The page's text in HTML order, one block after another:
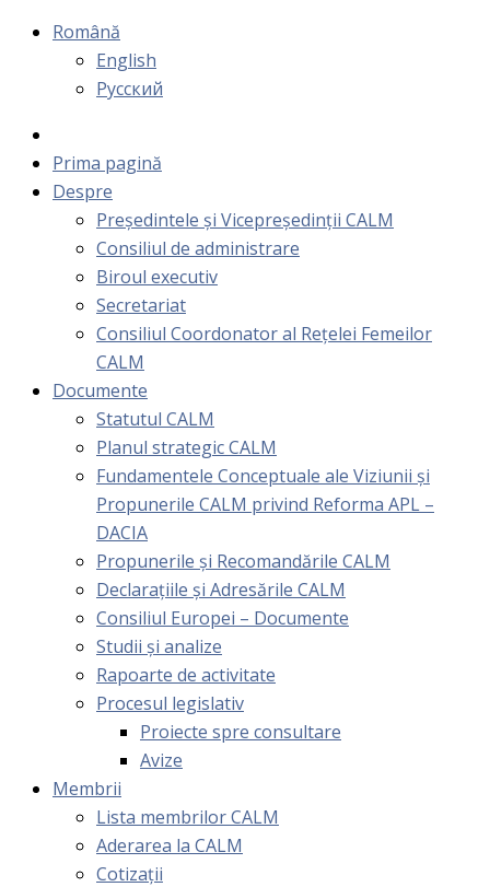
Română
English
Русский
Prima pagină
Despre
Președintele și Vicepreședinții CALM
Consiliul de administrare
Biroul executiv
Secretariat
Consiliul Coordonator al Rețelei Femeilor
CALM
Documente
Statutul CALM
Planul strategic CALM
Fundamentele Conceptuale ale Viziunii și
Propunerile CALM privind Reforma APL –
DACIA
Propunerile și Recomandările CALM
Declarațiile și Adresările CALM
Consiliul Europei – Documente
Studii și analize
Rapoarte de activitate
Procesul legislativ
Proiecte spre consultare
Avize
Membrii
Lista membrilor CALM
Aderarea la CALM
Cotizaţii